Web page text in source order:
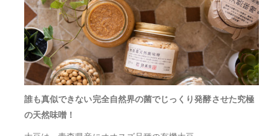
誰も真似できない完全自然界の菌でじっくり発酵させた究極
の天然味噌！